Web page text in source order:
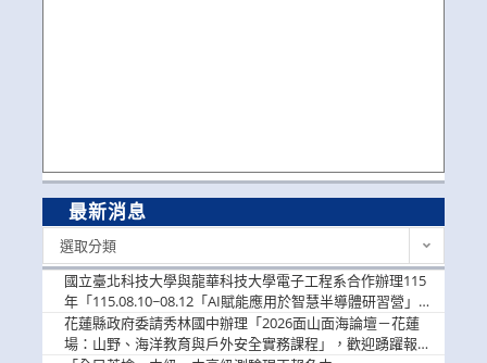
最新消息
選取分類
國立臺北科技大學與龍華科技大學電子工程系合作辦理115
年「115.08.10~08.12「AI賦能應用於智慧半導體研習營」，
歡迎學生踴躍報名參加
花蓮縣政府委請秀林國中辦理「2026面山面海論壇－花蓮
場：山野、海洋教育與戶外安全實務課程」，歡迎踴躍報名